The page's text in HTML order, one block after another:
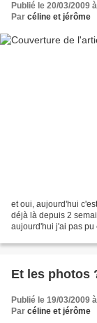
Publié le 20/03/2009
Par céline et jérôme
et oui, aujourd'hui
déjà là depuis 2
aujourd'hui j'ai pas pu
Et les photos
Publié le 19/03/2009
Par céline et jérôme